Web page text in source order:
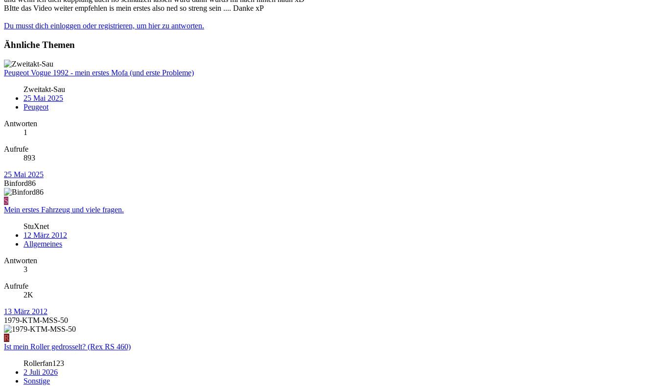
BItte das Video weiter empfehlen is mein erstes also ned so streng sein .... Danke xP
Du musst dich einloggen oder registrieren, um hier zu antworten.
Ähnliche Themen
Peugeot Vogue 1992 - mein erstes Mofa (und erste Probleme)
Zweitakt-Sau
25 Mai 2025
Peugeot
Antworten
1
Aufrufe
893
25 Mai 2025
Binford86
S
Mein erstes Fahrzeug und viele fragen.
StuXnet
12 März 2012
Allgemeines
Antworten
3
Aufrufe
2K
13 März 2012
1979-KTM-MSS-50
R
Ist mein Roller gedrosselt? (Rex RS 460)
Rollerfan123
2 Juli 2026
Sonstige